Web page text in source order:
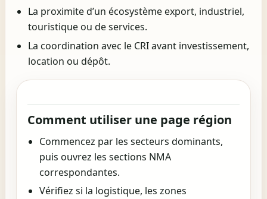
La proximite d’un écosystème export, industriel,
touristique ou de services.
La coordination avec le CRI avant investissement,
location ou dépôt.
Comment utiliser une page région
Commencez par les secteurs dominants,
puis ouvrez les sections NMA
correspondantes.
Vérifiez si la logistique, les zones